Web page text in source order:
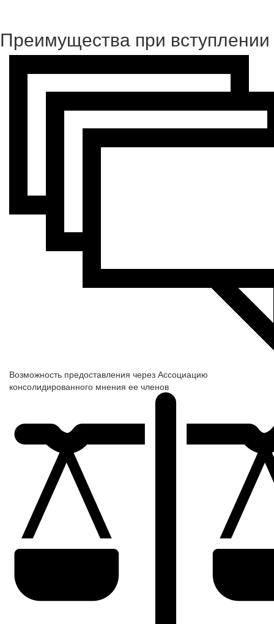
Преимущества при вступлении
Возможность предоставления через Ассоциацию
консолидированного мнения ее членов